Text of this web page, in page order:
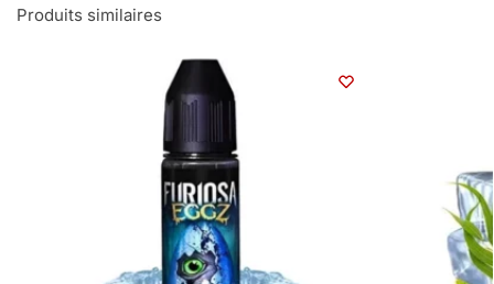
Produits similaires